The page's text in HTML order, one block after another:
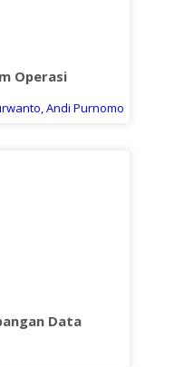
Operasi
Andi Purnomo
Data